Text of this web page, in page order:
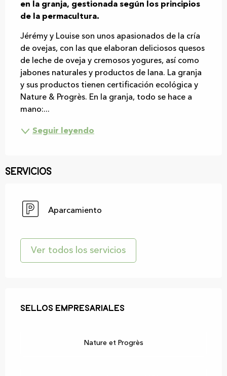
en la granja, gestionada según los principios
de la permacultura.
Jérémy y Louise son unos apasionados de la cría
de ovejas, con las que elaboran deliciosos quesos
de leche de oveja y cremosos yogures, así como
jabones naturales y productos de lana. La granja
y sus productos tienen certificación ecológica y
Nature & Progrès. En la granja, todo se hace a
mano:...
Seguir leyendo
Servicios
Aparcamiento
Ver todos los servicios
Sellos empresariales
Sellos empresariales
Nature et Progrès